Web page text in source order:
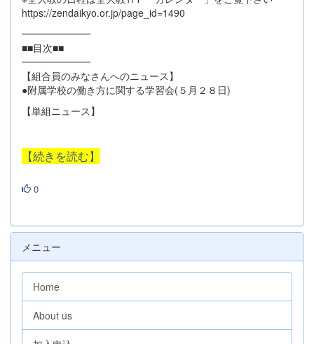
https://zendaikyo.or.jp/page_id=1490
━━━━━━━
■■目次■■
━━━━━━━
【組合員のみなさんへのニュース】
●附属学校の働き方に関する学習会(５月２８日)
【単組ニュース】
【続きを読む】
0
メニュー
Home
About us